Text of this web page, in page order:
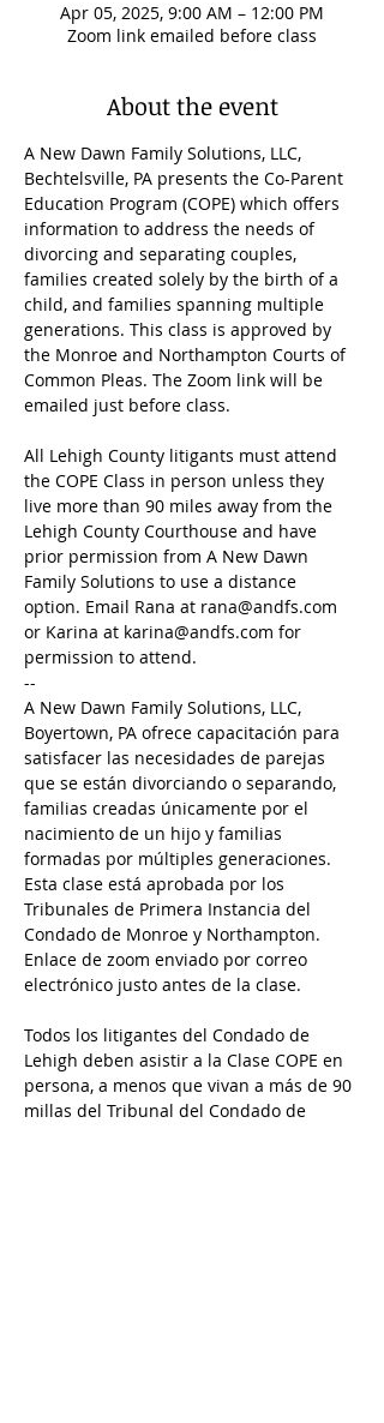
Apr 05, 2025, 9:00 AM – 12:00 PM
Zoom link emailed before class
About the event
A New Dawn Family Solutions, LLC,
Bechtelsville, PA presents the Co-Parent
Education Program (COPE) which offers
information to address the needs of
divorcing and separating couples,
families created solely by the birth of a
child, and families spanning multiple
generations. This class is approved by
the Monroe and Northampton Courts of
Common Pleas. The Zoom link will be
emailed just before class.
All Lehigh County litigants must attend
the COPE Class in person unless they
live more than 90 miles away from the
Lehigh County Courthouse and have
prior permission from A New Dawn
Family Solutions to use a distance
option. Email Rana at rana@andfs.com
or Karina at karina@andfs.com for
permission to attend.
--
A New Dawn Family Solutions, LLC,
Boyertown, PA ofrece capacitación para
satisfacer las necesidades de parejas
que se están divorciando o separando,
familias creadas únicamente por el
nacimiento de un hijo y familias
formadas por múltiples generaciones.
Esta clase está aprobada por los
Tribunales de Primera Instancia del
Condado de Monroe y Northampton.
Enlace de zoom enviado por correo
electrónico justo antes de la clase.
Todos los litigantes del Condado de
Lehigh deben asistir a la Clase COPE en
persona, a menos que vivan a más de 90
millas del Tribunal del Condado de